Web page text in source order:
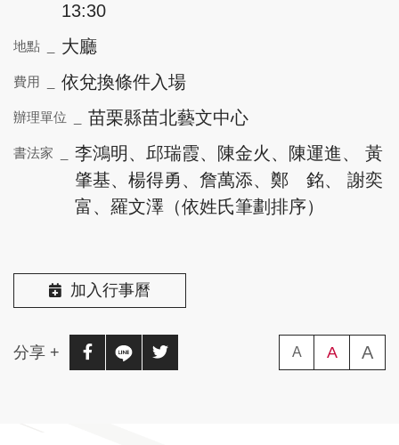
13:30
地點 _ 大廳
費用 _ 依兌換條件入場
辦理單位 _ 苗栗縣苗北藝文中心
書法家 _ 李鴻明、邱瑞霞、陳金火、陳運進、 黃
肇基、楊得勇、詹萬添、鄭 銘、 謝奕
富、羅文澤（依姓氏筆劃排序）
加入行事曆
分享 + 分享至facebook(另開新視窗)
分享至line(另開新視窗)
分享至twitter(另開新視窗)
A (字級小)
A(字級中)
A